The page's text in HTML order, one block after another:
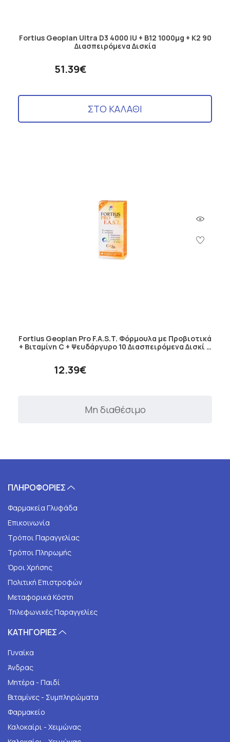
Fortius Geoplan Ultra D3 4000 IU + B12 1000μg + K2 90
Διασπειρόμενα Δισκία
51.39€
ΣΤΟ ΚΑΛΑΘΙ
Fortius Geoplan Pro F.A.S.T. Φόρμουλα με Προβιοτικά
+ Βιταμίνη C + Ψευδάργυρο 10 Διασπειρόμενα Δισκί …
12.39€
Μη διαθέσιμο
ΠΛΗΡΟΦΟΡΙΕΣ
Φαρμακεία Γλυφάδα
Επικοινωνία
Τρόποι Παραγγελίας
Τρόποι Πληρωμής
Όροι Χρήσης
Πολιτική Επιστροφών
Μεταφορικά Κόστη
Τηλεφωνικές Παραγγελίες
ΚΑΤΗΓΟΡΙΕΣ
Γυναίκα
Άνδρας
Μητέρα - Παιδί
Βιταμίνες - Συμπληρώματα
Φαρμακείο
Καλοκαίρι - Χειμώνας